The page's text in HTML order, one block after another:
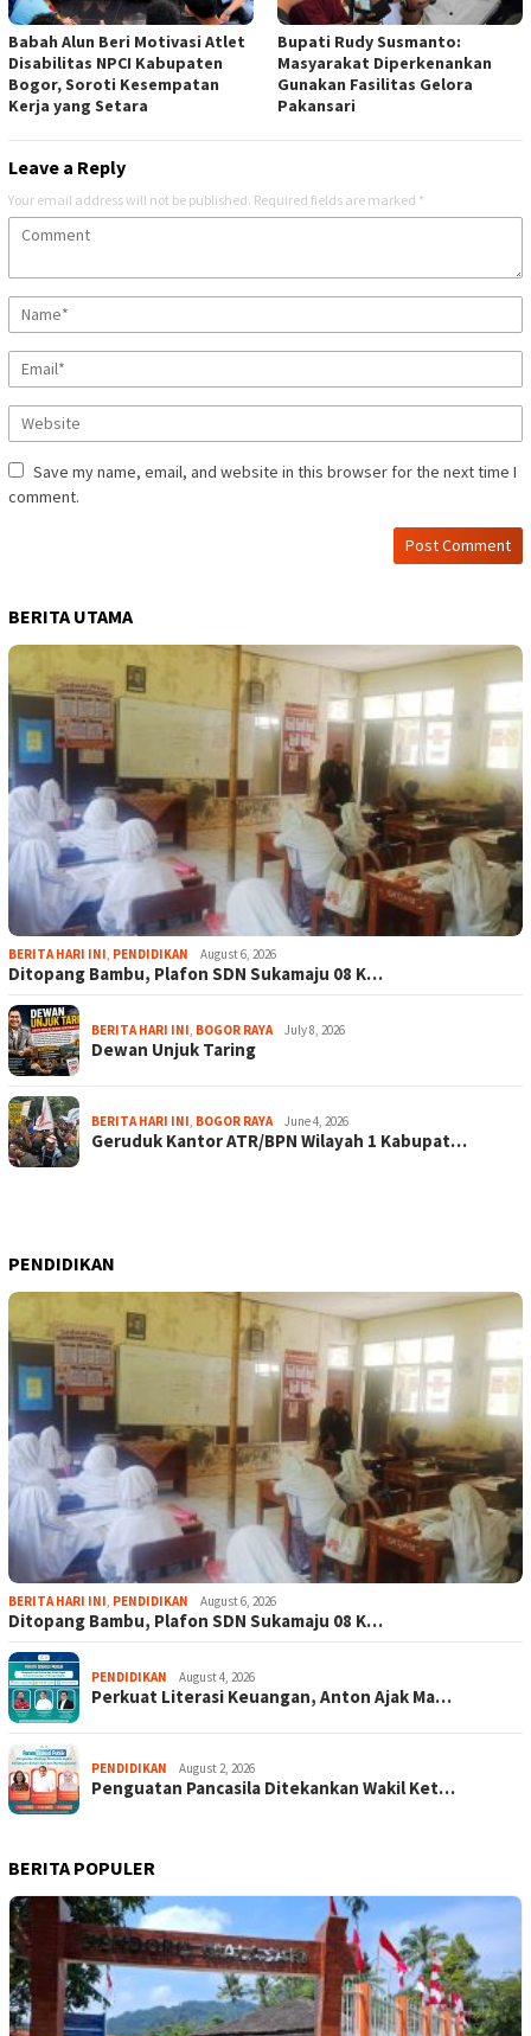
Babah Alun Beri Motivasi Atlet
Disabilitas NPCI Kabupaten
Bogor, Soroti Kesempatan
Kerja yang Setara
Bupati Rudy Susmanto:
Masyarakat Diperkenankan
Gunakan Fasilitas Gelora
Pakansari
Leave a Reply
Your email address will not be published. Required fields are marked *
Save my name, email, and website in this browser for the next time I
comment.
BERITA UTAMA
BERITA HARI INI, PENDIDIKAN August 6, 2026
Ditopang Bambu, Plafon SDN Sukamaju 08 K…
BERITA HARI INI, BOGOR RAYA July 8, 2026
Dewan Unjuk Taring
BERITA HARI INI, BOGOR RAYA June 4, 2026
Geruduk Kantor ATR/BPN Wilayah 1 Kabupat…
PENDIDIKAN
BERITA HARI INI, PENDIDIKAN August 6, 2026
Ditopang Bambu, Plafon SDN Sukamaju 08 K…
PENDIDIKAN August 4, 2026
Perkuat Literasi Keuangan, Anton Ajak Ma…
PENDIDIKAN August 2, 2026
Penguatan Pancasila Ditekankan Wakil Ket…
BERITA POPULER